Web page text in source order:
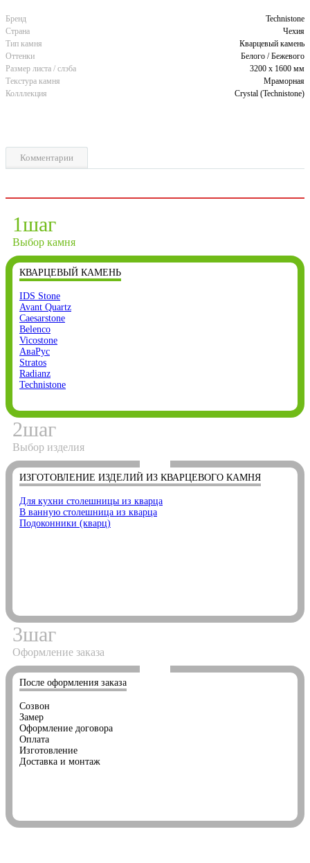
Бренд
Technistone
Страна
Чехия
Тип камня
Кварцевый камень
Оттенки
Белого / Бежевого
Размер листа / слэба
3200 x 1600 мм
Текстура камня
Мраморная
Колллекция
Crystal (Technistone)
Комментарии
1шаг
Выбор камня
КВАРЦЕВЫЙ КАМЕНЬ
IDS Stone
Avant Quartz
Caesarstone
Belenco
Vicostone
АваРус
Stratos
Radianz
Technistone
2шаг
Выбор изделия
ИЗГОТОВЛЕНИЕ ИЗДЕЛИЙ ИЗ КВАРЦЕВОГО КАМНЯ
Для кухни столешницы из кварца
В ванную столешница из кварца
Подоконники (кварц)
3шаг
Оформление заказа
После оформления заказа
Созвон
Замер
Оформление договора
Оплата
Изготовление
Доставка и монтаж